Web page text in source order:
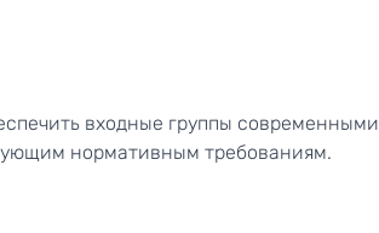
входные группы современными
нормативным требованиям.